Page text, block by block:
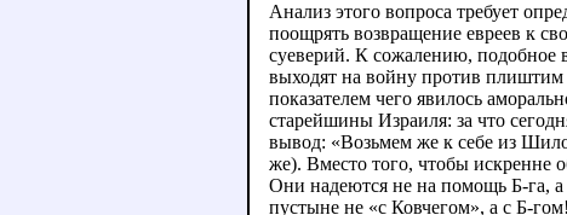
Анализ этого вопроса требует
поощрять возвращение евреев к
суеверий. К сожалению, подобное
выходят на войну против плиштим
показателем чего явилось
старейшины Израиля: за что
вывод: «Возьмем же к себе из
же). Вместо того, чтобы искренне
Они надеются не на помощь Б-га, а
пустыне не «с Ковчегом», а с Б-